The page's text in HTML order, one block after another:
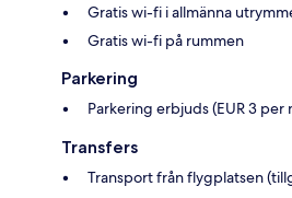
Gratis wi-fi i allmänna
Gratis wi-fi på rummen
Parkering
Parkering erbjuds (EUR 3 per
Transfers
Transport från flygplatsen